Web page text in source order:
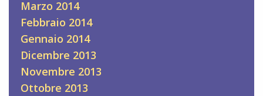
Marzo 2014
Febbraio 2014
Gennaio 2014
Dicembre 2013
Novembre 2013
Ottobre 2013